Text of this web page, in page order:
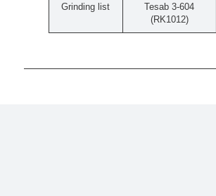
Grinding list
Tesab 3-604
(RK1012)